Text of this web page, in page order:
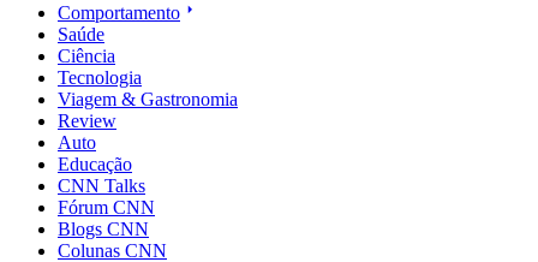
Comportamento
Saúde
Ciência
Tecnologia
Viagem & Gastronomia
Review
Auto
Educação
CNN Talks
Fórum CNN
Blogs CNN
Colunas CNN